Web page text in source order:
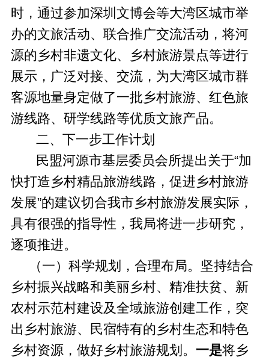
时，通过参加深圳文博会等大湾区城市举
办的文旅活动、联合推广交流活动，将河
源的乡村非遗文化、乡村旅游景点等进行
展示，广泛对接、交流，为大湾区城市群
客源地量身定做了一批乡村旅游、红色旅
游线路、研学线路等优质文旅产品。
二、下一步工作计划
民盟河源市基层委员会所提出关于“加
快打造乡村精品旅游线路，促进乡村旅游
发展”的建议切合我市乡村旅游发展实际，
具有很强的指导性，我局将进一步研究，
逐项推进。
（一）科学规划，合理布局。坚持结合
乡村振兴战略和美丽乡村、精准扶贫、新
农村示范村建设及全域旅游创建工作，突
出乡村旅游、民宿特有的乡村生态和特色
乡村资源，做好乡村旅游规划。 一是将乡